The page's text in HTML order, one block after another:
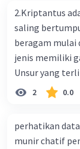
bersama
Beberapa
Virus dari
kekebalan,
tubuh pasien yang
yang sesuai
serangan virus
tersebut. B.
2.Kriptantus
saling
beragam mulai
jenis memiliki
Unsur yang
adalah... A. cara menyajikan isi buku B. bahasa yang
digunakan C.
2 0.0
perhatikan data berikut! judul :
munir chatif penerbit : kaifa learning dimensi : xx = 256